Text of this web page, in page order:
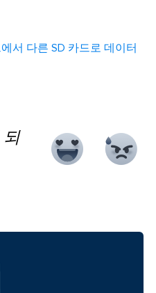
서 다른 SD 카드로 데이터
되